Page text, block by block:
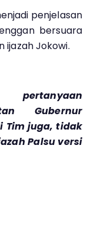
penjelasan
bersuara
ijazah Jokowi.
pertanyaan
Gubernur
Tim juga, tidak
Palsu versi